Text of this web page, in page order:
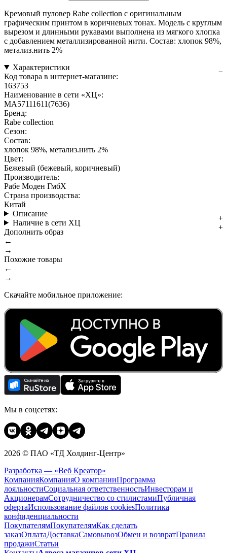
Кремовый пуловер Rabe collection с оригинальным
графическим принтом в коричневых тонах. Модель с круглым
вырезом и длинными рукавами выполнена из мягкого хлопка
с добавлением металлизированной нити. Состав: хлопок 98%,
метализ.нить 2%
Характеристики
Код товара в интернет-магазине:
163753
Наименование в сети «ХЦ»:
MA57111611(7636)
Бренд:
Rabe collection
Сезон:
Состав:
хлопок 98%, метализ.нить 2%
Цвет:
Бежевый (бежевый, коричневый)
Производитель:
Рабе Моден ГмбХ
Страна производства:
Китай
Описание
Наличие в сети ХЦ
Дополнить образ
←
→
Похожие товары
←
→
Скачайте мобильное приложение:
Мы в соцсетях:
2026 © ПАО «ТД Холдинг-Центр»
Разработка — «Веб Креатор»
КомпанияКомпанияО компанииПрограмма
лояльностиСоциальная ответственностьИнвесторам и
АкционерамСотрудничество со стилистамиПубличная
офертаИспользование файлов cookiesПолитика
конфиденциальности
ПокупателямПокупателямКак сделать
заказОплатаДоставкаCамовывозОбмен и возвратПравила
продажиСтатьи